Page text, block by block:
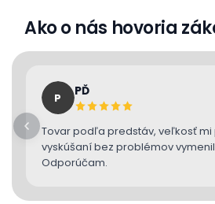
Ako o nás hovoria
P PĎ
Tovar podľa predstáv, veľkosť mi
vyskúšaní bez problémov
Odporúčam.